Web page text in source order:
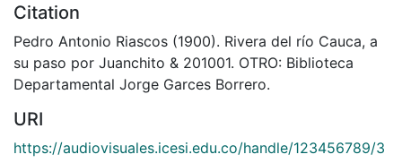
Citation
Pedro Antonio Riascos (1900). Rivera del río Cauca, a
su paso por Juanchito & 201001. OTRO: Biblioteca
Departamental Jorge Garces Borrero.
URI
https://audiovisuales.icesi.edu.co/handle/123456789/3